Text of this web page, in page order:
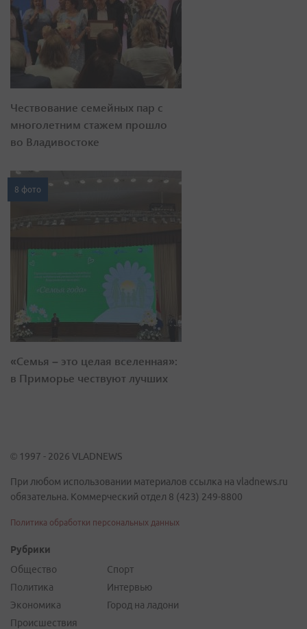
Чествование семейных пар с
многолетним стажем прошло
во Владивостоке
8 фото
«Семья – это целая вселенная»:
в Приморье чествуют лучших
© 1997 - 2026 VLADNEWS
При любом использовании материалов ссылка на vladnews.ru
обязательна. Коммерческий отдел 8 (423) 249-8800
Политика обработки персональных данных
Рубрики
Общество
Политика
Экономика
Происшествия
Спорт
Интервью
Город на ладони